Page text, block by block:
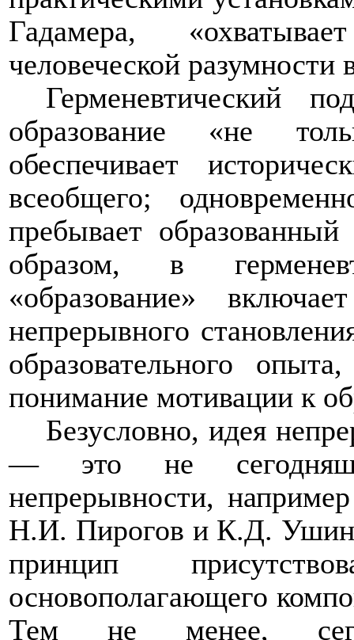
Гадамера,
человеческой
Герменевтический
образование «не
обеспечивает
всеобщего;
пребывает
образом, в
«образование»
непрерывного
образовательного
понимание мотивации к
Безусловно, идея
— это не
непрерывности,
Н.И. Пирогов и К.Д.
принцип
основополагающего
Тем не менее,